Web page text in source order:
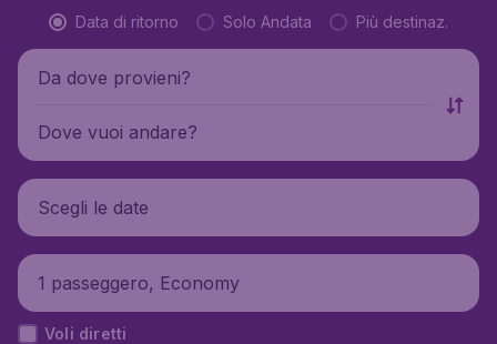
Data di ritorno Solo Andata Più destinaz.
Da dove provieni?
Dove vuoi andare?
Scegli le date
1 passeggero, Economy
Voli diretti